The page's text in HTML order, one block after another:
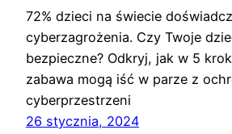
72% dzieci na świecie
cyberzagrożenia. Czy Twoje
bezpieczne? Odkryj, jak w 5
zabawa mogą iść w parze z
cyberprzestrzeni
26 stycznia, 2024